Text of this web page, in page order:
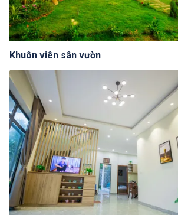
Khuôn viên sân vườn